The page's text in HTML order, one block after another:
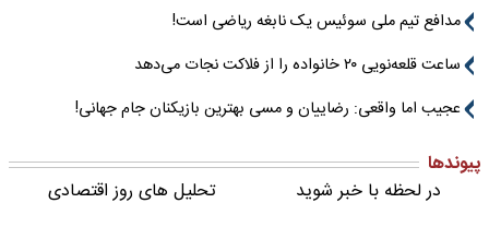
مدافع تیم ملی سوئیس یک نابغه ریاضی است!
ساعت قلعه‌نویی ۲۰ خانواده را از فلاکت نجات می‌دهد
عجیب اما واقعی: رضاییان و مسی بهترین بازیکنان جام جهانی!
پیوندها
در لحظه با خبر شوید
تحلیل های روز اقتصادی